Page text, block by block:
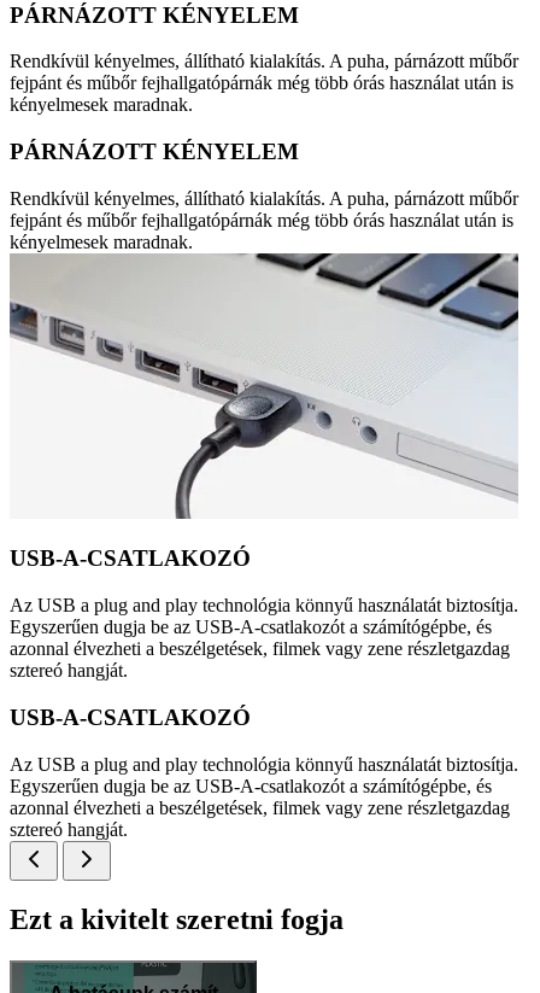
PÁRNÁZOTT KÉNYELEM
Rendkívül kényelmes, állítható kialakítás. A puha, párnázott műbőr
fejpánt és műbőr fejhallgatópárnák még több órás használat után is
kényelmesek maradnak.
PÁRNÁZOTT KÉNYELEM
Rendkívül kényelmes, állítható kialakítás. A puha, párnázott műbőr
fejpánt és műbőr fejhallgatópárnák még több órás használat után is
kényelmesek maradnak.
USB-A-CSATLAKOZÓ
Az USB a plug and play technológia könnyű használatát biztosítja.
Egyszerűen dugja be az USB-A-csatlakozót a számítógépbe, és
azonnal élvezheti a beszélgetések, filmek vagy zene részletgazdag
sztereó hangját.
USB-A-CSATLAKOZÓ
Az USB a plug and play technológia könnyű használatát biztosítja.
Egyszerűen dugja be az USB-A-csatlakozót a számítógépbe, és
azonnal élvezheti a beszélgetések, filmek vagy zene részletgazdag
sztereó hangját.
Ezt a kivitelt szeretni fogja